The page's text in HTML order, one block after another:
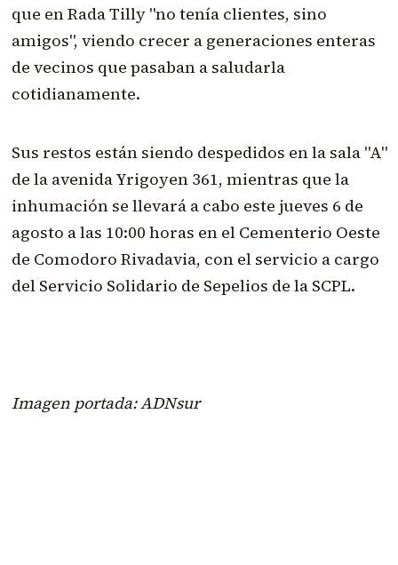
que en Rada Tilly "no tenía clientes, sino
amigos", viendo crecer a generaciones enteras
de vecinos que pasaban a saludarla
cotidianamente.
Sus restos están siendo despedidos en la sala "A"
de la avenida Yrigoyen 361, mientras que la
inhumación se llevará a cabo este jueves 6 de
agosto a las 10:00 horas en el Cementerio Oeste
de Comodoro Rivadavia, con el servicio a cargo
del Servicio Solidario de Sepelios de la SCPL.
Imagen portada: ADNsur